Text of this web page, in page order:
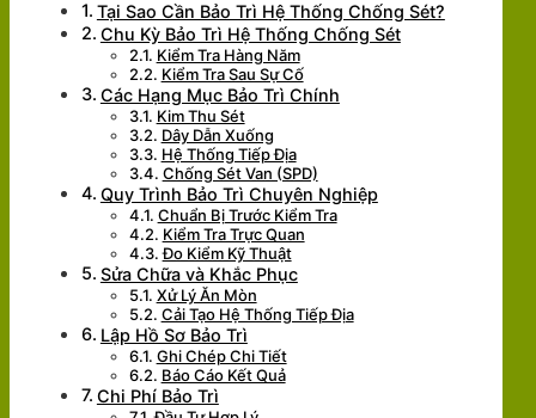
Tại Sao Cần Bảo Trì Hệ Thống Chống Sét?
Chu Kỳ Bảo Trì Hệ Thống Chống Sét
Kiểm Tra Hàng Năm
Kiểm Tra Sau Sự Cố
Các Hạng Mục Bảo Trì Chính
Kim Thu Sét
Dây Dẫn Xuống
Hệ Thống Tiếp Địa
Chống Sét Van (SPD)
Quy Trình Bảo Trì Chuyên Nghiệp
Chuẩn Bị Trước Kiểm Tra
Kiểm Tra Trực Quan
Đo Kiểm Kỹ Thuật
Sửa Chữa và Khắc Phục
Xử Lý Ăn Mòn
Cải Tạo Hệ Thống Tiếp Địa
Lập Hồ Sơ Bảo Trì
Ghi Chép Chi Tiết
Báo Cáo Kết Quả
Chi Phí Bảo Trì